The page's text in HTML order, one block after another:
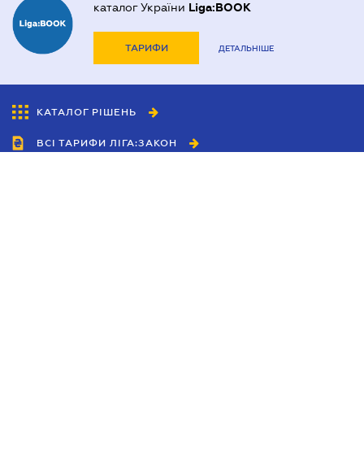
каталог України Liga:BOOK
ТАРИФИ ДЕТАЛЬНІШЕ
КАТАЛОГ РІШЕНЬ
ВСІ ТАРИФИ ЛІГА:ЗАКОН